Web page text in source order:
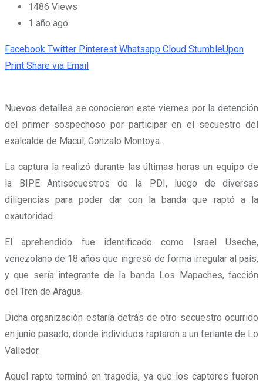
1486 Views
1 año ago
Facebook Twitter Pinterest Whatsapp Cloud StumbleUpon
Print Share via Email
Nuevos detalles se conocieron este viernes por la detención
del primer sospechoso por participar en el secuestro del
exalcalde de Macul, Gonzalo Montoya.
La captura la realizó durante las últimas horas un equipo de
la BIPE Antisecuestros de la PDI, luego de diversas
diligencias para poder dar con la banda que raptó a la
exautoridad.
El aprehendido fue identificado como Israel Useche,
venezolano de 18 años que ingresó de forma irregular al país,
y que sería integrante de la banda Los Mapaches, facción
del Tren de Aragua.
Dicha organización estaría detrás de otro secuestro ocurrido
en junio pasado, donde individuos raptaron a un feriante de Lo
Valledor.
Aquel rapto terminó en tragedia, ya que los captores fueron